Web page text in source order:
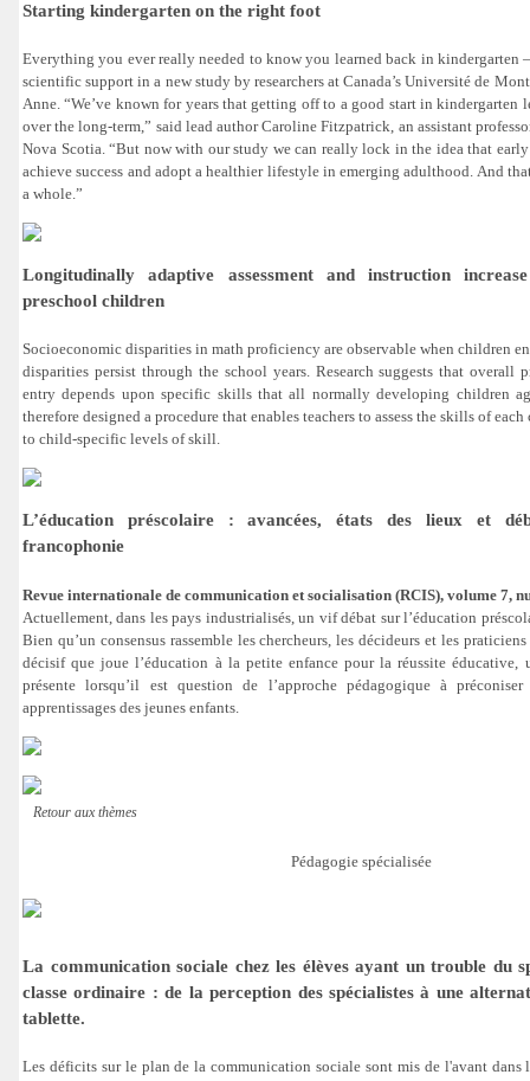
Starting kindergarten on the right foot
Everything you ever really needed to know you learned back in kindergarten
scientific support in a new study by researchers at Canada’s Université de
Anne.“We’ve known for years that getting off to a good start in kindergarten
over the long-term,” said lead author Caroline Fitzpatrick, an assistant
Nova Scotia.“But now with our study we can really lock in the idea that
achieve success and adopt a healthier lifestyle in emerging adulthood. And
a whole.”
Longitudinally adaptive assessment and instruction
preschool children
Socioeconomic disparities in math proficiency are observable when children
disparities persist through the school years. Research suggests that overall
entry depends upon specific skills that all normally developing children
therefore designed a procedure that enables teachers to assess the skills of
to child-specific levels of skill.
L’éducation préscolaire : avancées, états des lieux et
francophonie
Revue internationale de communication et socialisation (RCIS), volume 7,
Actuellement, dans les pays industrialisés, un vif débat sur l’éducation
Bien qu’un consensus rassemble les chercheurs, les décideurs et les
décisif que joue l’éducation à la petite enfance pour la réussite éducative,
présente lorsqu’il est question de l’approche pédagogique à
apprentissages des jeunes enfants.
Retour aux thèmes
Pédagogie spécialisée
La communication sociale chez les élèves ayant un trouble du
classe ordinaire : de la perception des spécialistes à une
tablette.
Les déficits sur le plan de la communication sociale sont mis de l'avant